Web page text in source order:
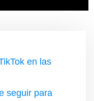
en las
seguir para